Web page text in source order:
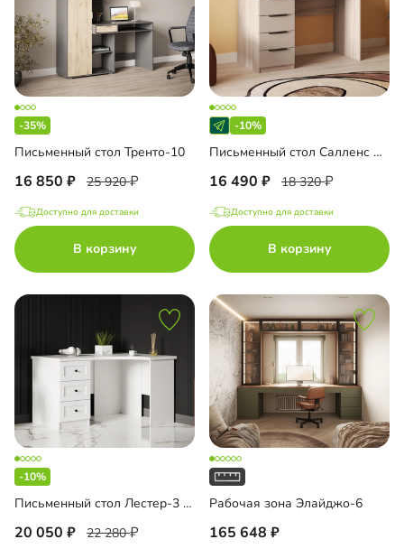
-35%
Письменный стол Тренто-10
16 850 25 920
Доступно для доставки
В корзину
-10%
Письменный стол Салленс Премиум
16 490 18 320
Доступно для доставки
В корзину
-10%
Письменный стол Лестер-3 угловой
20 050 22 280
Рабочая зона Элайджо-6
165 648